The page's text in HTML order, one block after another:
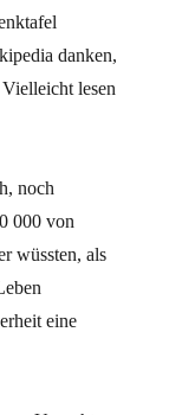
danken,
lesen
noch
000 von
wüssten, als
eine